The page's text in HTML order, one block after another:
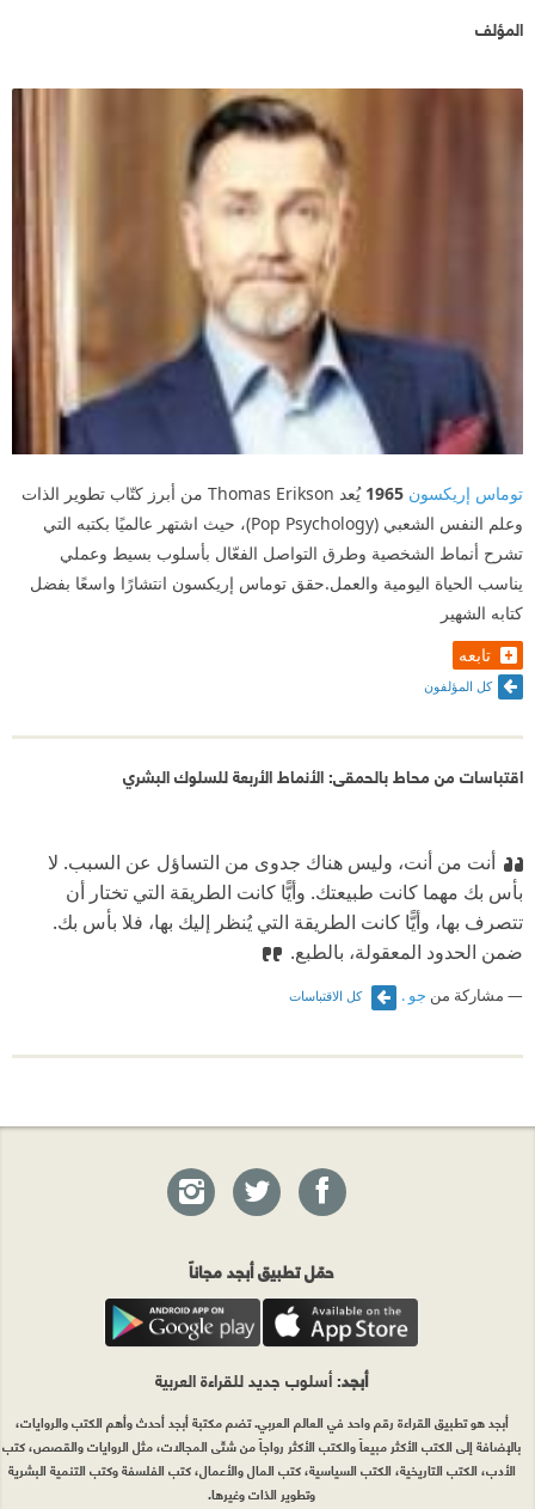
المؤلف
توماس إريكسون 1965
يُعد Thomas Erikson من أبرز كتّاب تطوير الذات
وعلم النفس الشعبي (Pop Psychology)، حيث اشتهر عالميًا بكتبه التي
تشرح أنماط الشخصية وطرق التواصل الفعّال بأسلوب بسيط وعملي
يناسب الحياة اليومية والعمل.حقق توماس إريكسون انتشارًا واسعًا بفضل
كتابه الشهير
تابعه
كل المؤلفون
اقتباسات من محاط بالحمقى: الأنماط الأربعة للسلوك البشري
أنت من أنت، وليس هناك جدوى من التساؤل عن السبب. لا
بأس بك مهما كانت طبيعتك. وأيًّا كانت الطريقة التي تختار أن
تتصرف بها، وأيًّا كانت الطريقة التي يُنظر إليك بها، فلا بأس بك.
ضمن الحدود المعقولة، بالطبع.
مشاركة من جو . كل الاقتباسات
حمّل تطبيق أبجد مجاناً
أبجد: أسلوب جديد للقراءة العربية
أبجد هو تطبيق القراءة رقم واحد في العالم العربي. تضم مكتبة أبجد أحدث وأهم الكتب والروايات،
بالإضافة إلى الكتب الأكثر مبيعاً والكتب الأكثر رواجاً من شتّى المجالات، مثل الروايات والقصص، كتب
الأدب، الكتب التاريخية، الكتب السياسية، كتب المال والأعمال، كتب الفلسفة وكتب التنمية البشرية
وتطوير الذات وغيرها.